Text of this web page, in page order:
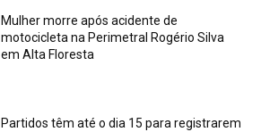
Mulher morre após acidente de
motocicleta na Perimetral Rogério Silva
em Alta Floresta
Partidos têm até o dia 15 para registrarem